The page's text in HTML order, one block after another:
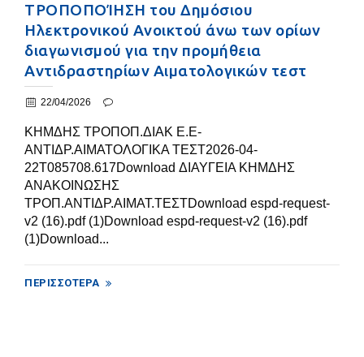
ΤΡΟΠΟΠΟΊΗΣΗ του Δημόσιου
Ηλεκτρονικού Ανοικτού άνω των ορίων
διαγωνισμού για την προμήθεια
Αντιδραστηρίων Αιματολογικών τεστ
22/04/2026
ΚΗΜΔΗΣ ΤΡΟΠΟΠ.ΔΙΑΚ E.E-
ΑΝΤΙΔΡ.ΑΙΜΑΤΟΛΟΓΙΚΑ ΤΕΣΤ2026-04-
22T085708.617Download ΔΙΑΥΓΕΙΑ ΚΗΜΔΗΣ
ΑΝΑΚΟΙΝΩΣΗΣ
ΤΡΟΠ.ΑΝΤΙΔΡ.ΑΙΜΑΤ.ΤΕΣΤDownload espd-request-
v2 (16).pdf (1)Download espd-request-v2 (16).pdf
(1)Download...
ΠΕΡΙΣΣΌΤΕΡΑ